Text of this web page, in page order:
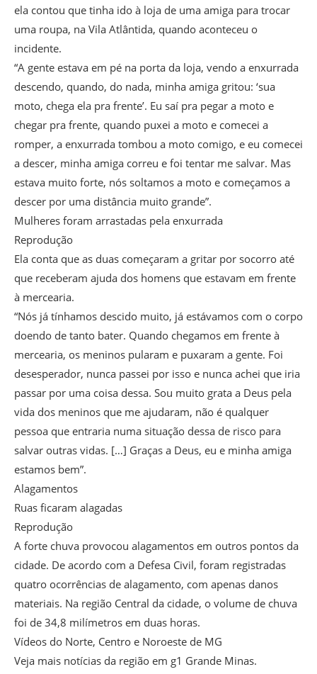
ela contou que tinha ido à loja de uma amiga para trocar
uma roupa, na Vila Atlântida, quando aconteceu o
incidente.
“A gente estava em pé na porta da loja, vendo a enxurrada
descendo, quando, do nada, minha amiga gritou: ‘sua
moto, chega ela pra frente’. Eu saí pra pegar a moto e
chegar pra frente, quando puxei a moto e comecei a
romper, a enxurrada tombou a moto comigo, e eu comecei
a descer, minha amiga correu e foi tentar me salvar. Mas
estava muito forte, nós soltamos a moto e começamos a
descer por uma distância muito grande”.
Mulheres foram arrastadas pela enxurrada
Reprodução
Ela conta que as duas começaram a gritar por socorro até
que receberam ajuda dos homens que estavam em frente
à mercearia.
“Nós já tínhamos descido muito, já estávamos com o corpo
doendo de tanto bater. Quando chegamos em frente à
mercearia, os meninos pularam e puxaram a gente. Foi
desesperador, nunca passei por isso e nunca achei que iria
passar por uma coisa dessa. Sou muito grata a Deus pela
vida dos meninos que me ajudaram, não é qualquer
pessoa que entraria numa situação dessa de risco para
salvar outras vidas. […] Graças a Deus, eu e minha amiga
estamos bem”.
Alagamentos
Ruas ficaram alagadas
Reprodução
A forte chuva provocou alagamentos em outros pontos da
cidade. De acordo com a Defesa Civil, foram registradas
quatro ocorrências de alagamento, com apenas danos
materiais. Na região Central da cidade, o volume de chuva
foi de 34,8 milímetros em duas horas.
Vídeos do Norte, Centro e Noroeste de MG
Veja mais notícias da região em g1 Grande Minas.